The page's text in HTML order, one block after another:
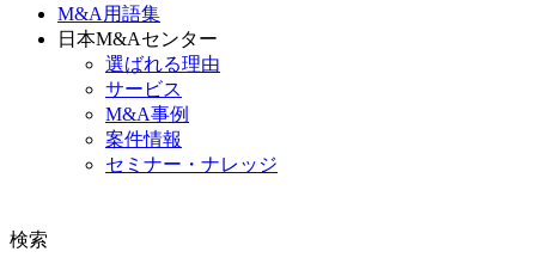
M&A用語集
日本M&Aセンター
選ばれる理由
サービス
M&A事例
案件情報
セミナー・ナレッジ
検索